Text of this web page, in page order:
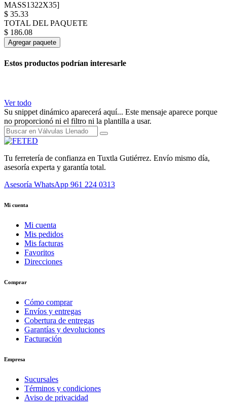
MASS1322X35]
$ 35.33
TOTAL DEL PAQUETE
$ 186.08
Agregar paquete
Estos productos podrían interesarle
Ver todo
Su snippet dinámico aparecerá aquí... Este mensaje aparece porque
no proporcionó ni el filtro ni la plantilla a usar.
Tu ferretería de confianza en Tuxtla Gutiérrez. Envío mismo día,
asesoría experta y garantía total.
Asesoría WhatsApp 961 224 0313
Mi cuenta
Mi cuenta
Mis pedidos
Mis facturas
Favoritos
Direcciones
Comprar
Cómo comprar
Envíos y entregas
Cobertura de entregas
Garantías y devoluciones
Facturación
Empresa
Sucursales
Términos y condiciones
Aviso de privacidad